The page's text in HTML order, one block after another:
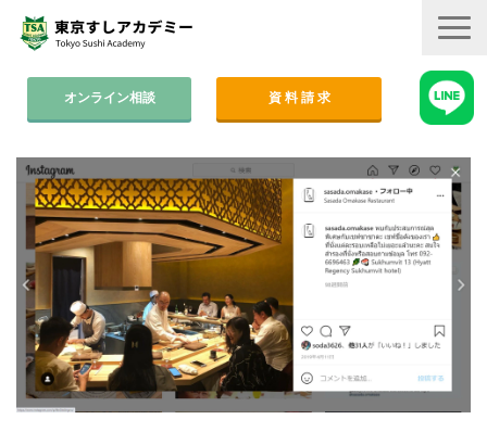
オンライン相談 資 料 請 求
コース案内
集中コース│2ヶ月
平日コース│木金
週末コース│週1回・1年間
寿司職人養成コース│6ヶ月
学費